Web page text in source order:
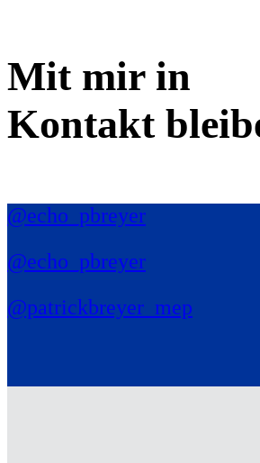
Mit mir in
Kontakt
@echo_pbreyer
@echo_pbreyer
@patrickbreyer_mep